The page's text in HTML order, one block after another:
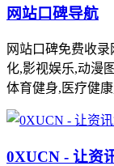
网站口碑导航
网站口碑免费收
化,影视娱乐,动漫
体育健身,医疗健
0XUCN - 让资